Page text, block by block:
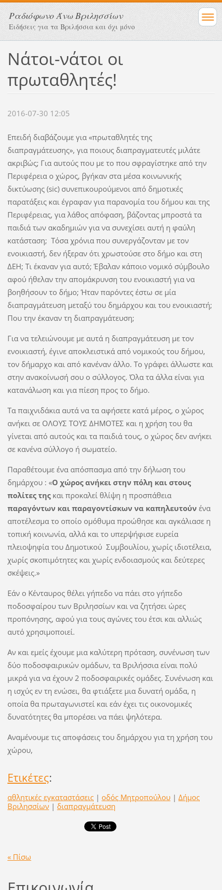
Ραδιόφωνο Άνω Βριλησσίων
Ειδήσεις για τα Βριλήσσια και όχι μόνο
Νάτοι-νάτοι οι
πρωταθλητές!
2016-07-30 12:05
Επειδή διαβάζουμε για «πρωταθλητές της
διαπραγμάτευσης», για ποιους διαπραγματευτές μιλάτε
ακριβώς; Για αυτούς που με το που σφραγίστηκε από την
Περιφέρεια ο χώρος, βγήκαν στα μέσα κοινωνικής
δικτύωσης (sic) συνεπικουρούμενοι από δημοτικές
παρατάξεις και έγραφαν για παρανομία του δήμου και της
Περιφέρειας, για λάθος απόφαση, βάζοντας μπροστά τα
παιδιά των ακαδημιών για να συνεχίσει αυτή η φαύλη
κατάσταση; Τόσα χρόνια που συνεργάζονταν με τον
ενοικιαστή, δεν ήξεραν ότι χρωστούσε στο δήμο και στη
ΔΕΗ; Τι έκαναν για αυτό; Έβαλαν κάποιο νομικό σύμβουλο
αφού ήθελαν την απομάκρυνση του ενοικιαστή για να
βοηθήσουν το δήμο; Ήταν παρόντες έστω σε μία
διαπραγμάτευση μεταξύ του δημάρχου και του ενοικιαστή;
Που την έκαναν τη διαπραγμάτευση;
Για να τελειώνουμε με αυτά η διαπραγμάτευση με τον
ενοικιαστή, έγινε αποκλειστικά από νομικούς του δήμου,
τον δήμαρχο και από κανέναν άλλο. Το γράφει άλλωστε και
στην ανακοίνωσή σου ο σύλλογος. Όλα τα άλλα είναι για
κατανάλωση και για πίεση προς το δήμο.
Τα παιχνιδάκια αυτά να τα αφήσετε κατά μέρος, ο χώρος
ανήκει σε ΟΛΟΥΣ ΤΟΥΣ ΔΗΜΟΤΕΣ και η χρήση του θα
γίνεται από αυτούς και τα παιδιά τους, ο χώρος δεν ανήκει
σε κανένα σύλλογο ή σωματείο.
Παραθέτουμε ένα απόσπασμα από την δήλωση του
δημάρχου : «Ο χώρος ανήκει στην πόλη και στους
πολίτες τηςκαι προκαλεί θλίψη η προσπάθεια
παραγόντων και παραγοντίσκων να καπηλευτούνένα
αποτέλεσμα το οποίο ομόθυμα προώθησε και αγκάλιασε η
τοπική κοινωνία, αλλά και το υπερψήφισε ευρεία
πλειοψηφία του Δημοτικού Συμβουλίου, χωρίς ιδιοτέλεια,
χωρίς σκοπιμότητες και χωρίς ενδοιασμούς και δεύτερες
σκέψεις.»
Εάν ο Κένταυρος θέλει γήπεδο να πάει στο γήπεδο
ποδοσφαίρου των Βριλησσίων και να ζητήσει ώρες
προπόνησης, αφού για τους αγώνες του έτσι και αλλιώς
αυτό χρησιμοποιεί.
Αν και εμείς έχουμε μια καλύτερη πρόταση, συνένωση των
δύο ποδοσφαιρικών ομάδων, τα Βριλήσσια είναι πολύ
μικρά για να έχουν 2 ποδοσφαιρικές ομάδες. Συνένωση και
η ισχύς εν τη ενώσει, θα φτιάξετε μια δυνατή ομάδα, η
οποία θα πρωταγωνιστεί και εάν έχει τις οικονομικές
δυνατότητες θα μπορέσει να πάει ψηλότερα.
Αναμένουμε τις αποφάσεις του δημάρχου για τη χρήση του
χώρου,
Ετικέτες:
αθλητικές εγκαταστάσεις | οδός Μητροπούλου | Δήμος
Βριλησσίων | διαπραγμάτευση
« Πίσω